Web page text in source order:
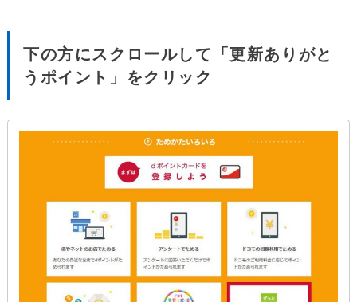
下の方にスクロールして「更新ありがと
うポイント」をクリック